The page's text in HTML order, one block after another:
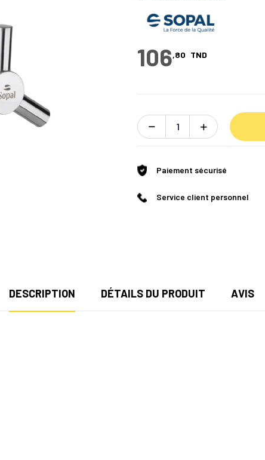
106,80 TND
Paiement sécurisé
Service client personnel
DESCRIPTION DÉTAILS DU PRODUIT AVIS